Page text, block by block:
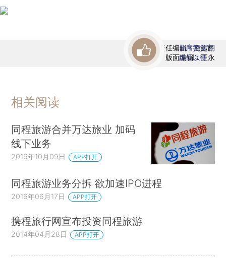
责任编辑：屈运栩
版面编辑：王永
首席赞赏官
虚位以待
相关阅读
同程旅游合并万达旅业 加码
线下业务
2016年10月09日 APP打开
同程旅游业务分拆 欲加速IPO进程
2016年06月17日 APP打开
携程旅行网宣布投资同程旅游
2014年04月28日 APP打开